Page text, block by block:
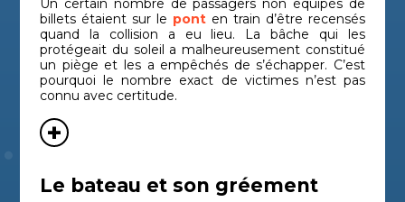
Un certain nombre de passagers non équipés de
billets étaient sur le pont en train d’être recensés
quand la collision a eu lieu. La bâche qui les
protégeait du soleil a malheureusement constitué
un piège et les a empêchés de s’échapper. C’est
pourquoi le nombre exact de victimes n’est pas
connu avec certitude.
Le bateau et son gréement